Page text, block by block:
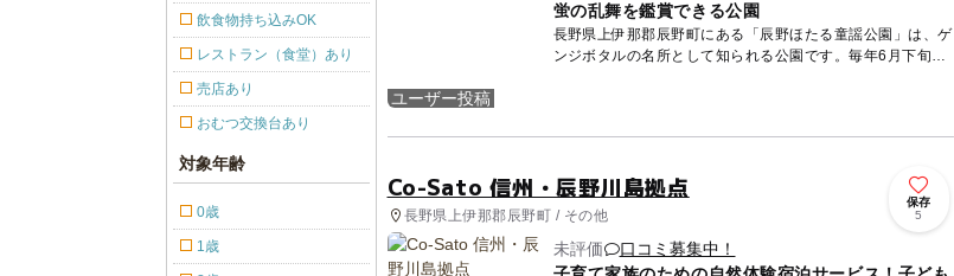
ユーザー投稿
蛍の乱舞を鑑賞できる公園
長野県上伊那郡辰野町にある「辰野ほたる童謡公園」は、ゲ
ンジボタルの名所として知られる公園です。毎年6月下旬頃
Co-Sato 信州・辰野川島拠点
長野県上伊那郡辰野町 / その他
保存
5
未評価
口コミ募集中！
飲食物持ち込みOK
レストラン（食堂）あり
売店あり
おむつ交換台あり
対象年齢
0歳
1歳